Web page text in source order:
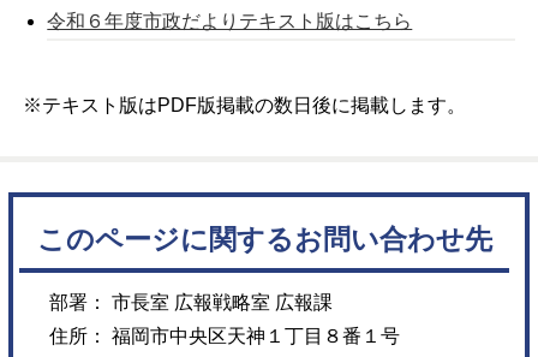
令和６年度市政だよりテキスト版はこちら
※テキスト版はPDF版掲載の数日後に掲載します。
このページに関するお問い合わせ先
部署： 市長室 広報戦略室 広報課
住所： 福岡市中央区天神１丁目８番１号